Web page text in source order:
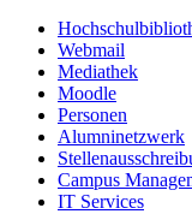
Webmail
Mediathek
Moodle
Personen
Alumninetzwerk
Campus
IT Services